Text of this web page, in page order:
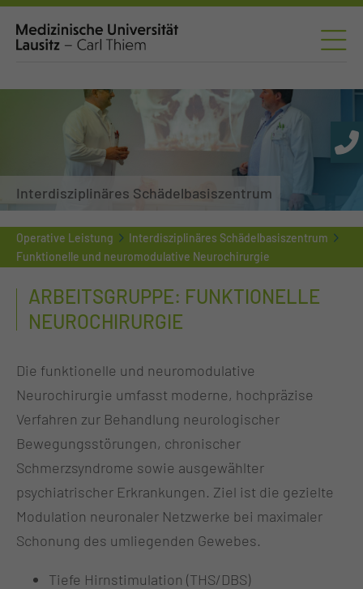
Interdisziplinäres Schädelbasiszentrum
Operative Leistung
Interdisziplinäres Schädelbasiszentrum
Funktionelle und neuromodulative Neurochirurgie
ARBEITSGRUPPE: FUNKTIONELLE
NEUROCHIRURGIE
Die funktionelle und neuromodulative
Neurochirurgie umfasst moderne, hochpräzise
Verfahren zur Behandlung neurologischer
Bewegungsstörungen, chronischer
Schmerzsyndrome sowie ausgewählter
psychiatrischer Erkrankungen. Ziel ist die gezielte
Modulation neuronaler Netzwerke bei maximaler
Schonung des umliegenden Gewebes.
Tiefe Hirnstimulation (THS/DBS)